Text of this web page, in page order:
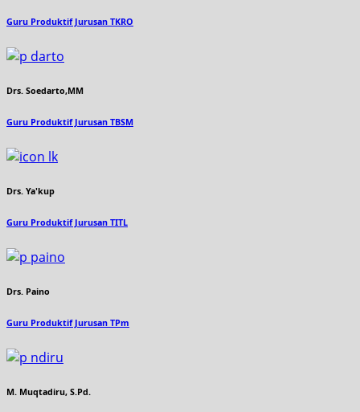
Guru Produktif Jurusan TKRO
Drs. Soedarto,MM
Guru Produktif Jurusan TBSM
Drs. Ya'kup
Guru Produktif Jurusan TITL
Drs. Paino
Guru Produktif Jurusan TPm
M. Muqtadiru, S.Pd.